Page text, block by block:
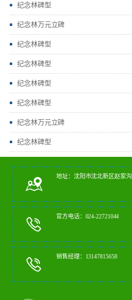
纪念林碑型
纪念林万元立碑
纪念林碑型
纪念林碑型
纪念林碑型
纪念林碑型
纪念林万元立碑
纪念林碑型
地址：沈阳市沈北新区赵家沟
官方电话：024-22721044
销售经理：13147815658